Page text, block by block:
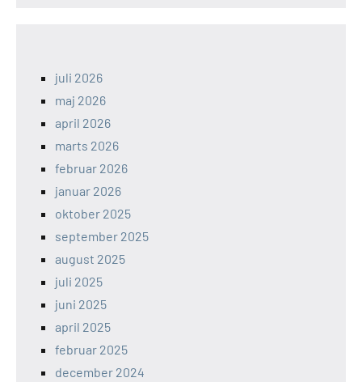
juli 2026
maj 2026
april 2026
marts 2026
februar 2026
januar 2026
oktober 2025
september 2025
august 2025
juli 2025
juni 2025
april 2025
februar 2025
december 2024